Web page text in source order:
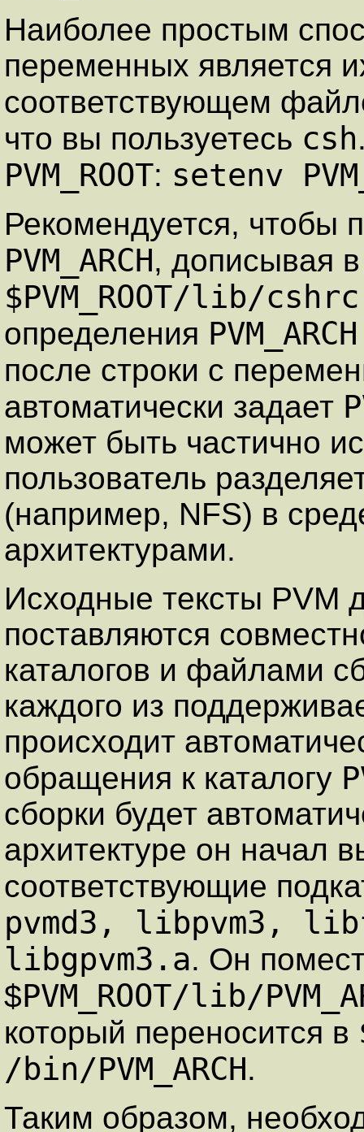
Наиболее простым
переменных является
соответствующем
что вы пользуетесь csh
PVM_ROOT: setenv
Рекомендуется, чтобы
PVM_ARCH, дописывая
$PVM_ROOT/lib/
определения PVM_ARCH
после строки c
автоматически задает
может быть частично
пользователь
(например, NFS) в
архитектурами.
Исходные тексты PVM
поставляются
каталогов и файлами
каждого из
происходит
обращения к каталогу
сборки будет
архитектуре он начал
соответствующие
pvmd3, libpvm3,
libgpvm3.a. Он
$PVM_ROOT/lib/
который переносится в
/bin/PVM_ARCH.
Таким образом,